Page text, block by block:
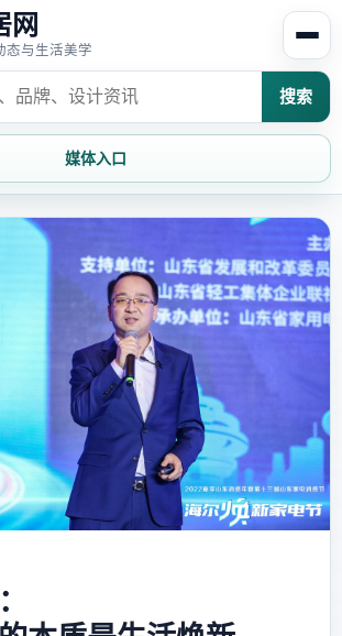
网
态与生活美学
搜索
媒体入口
家居欣赏
装修设计
家居文化
创意家居